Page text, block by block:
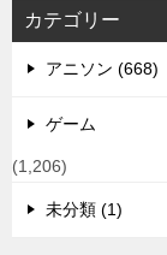
カテゴリー
アニソン (668)
ゲーム
(1,206)
未分類 (1)